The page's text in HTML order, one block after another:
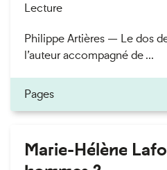
Lecture
Philippe Artières — Le dos
l’auteur accompagné de ...
Pages
Marie-Hélène